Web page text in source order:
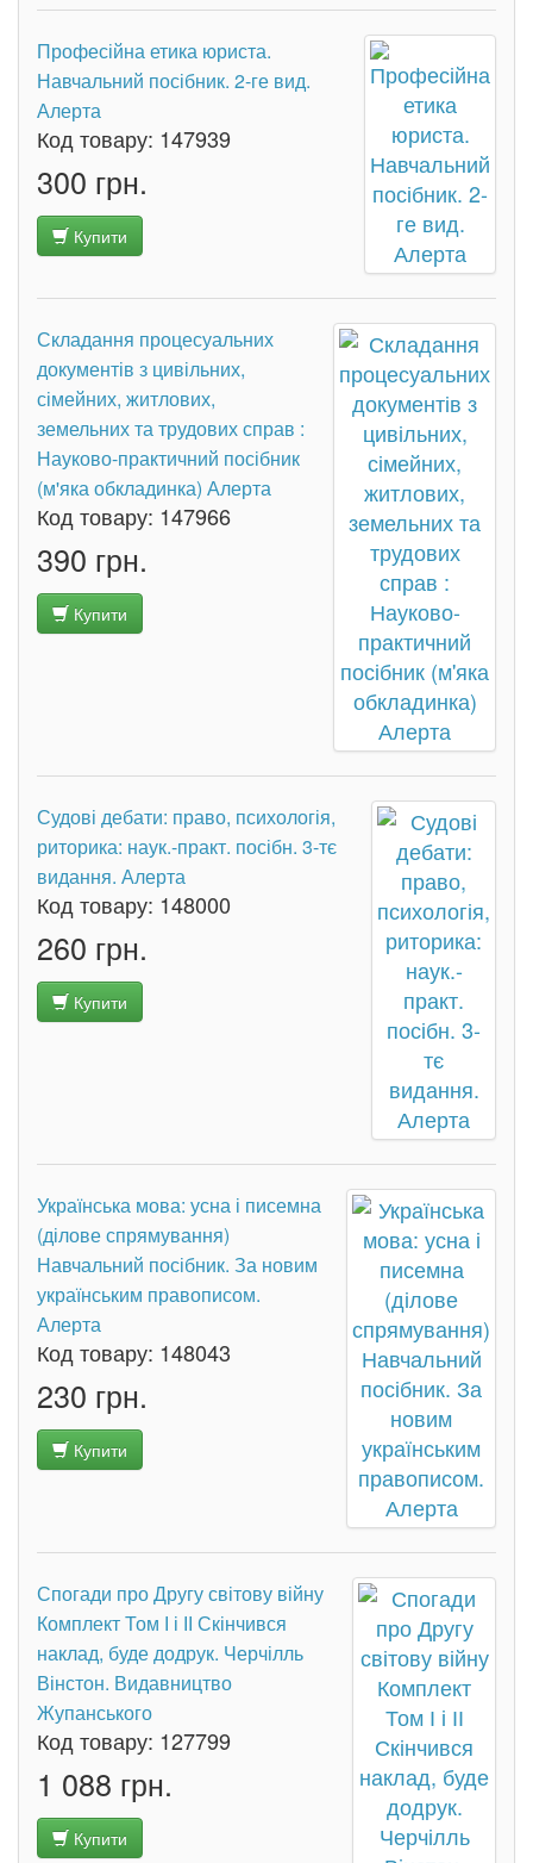
Професійна етика юриста.
Навчальний посібник. 2-ге вид.
Алерта
Код товару: 147939
300 грн.
Купити
Складання процесуальних
документів з цивільних,
сімейних, житлових,
земельних та трудових справ :
Науково-практичний посібник
(м'яка обкладинка) Алерта
Код товару: 147966
390 грн.
Купити
Судові дебати: право, психологія,
риторика: наук.-практ. посібн. 3-тє
видання. Алерта
Код товару: 148000
260 грн.
Купити
Українська мова: усна і писемна
(ділове спрямування)
Навчальний посібник. За новим
українським правописом.
Алерта
Код товару: 148043
230 грн.
Купити
Спогади про Другу світову війну
Комплект Том І і ІІ Скінчився
наклад, буде додрук. Черчілль
Вінстон. Видавництво
Жупанського
Код товару: 127799
1 088 грн.
Купити